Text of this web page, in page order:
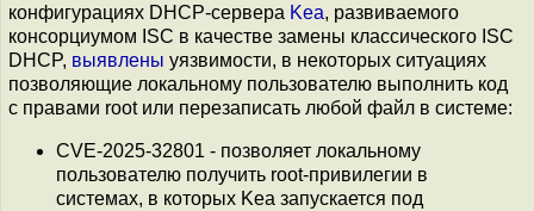
конфигурациях DHCP-сервера Kea, развиваемого
консорциумом ISC в качестве замены классического ISC
DHCP, выявлены уязвимости, в некоторых ситуациях
позволяющие локальному пользователю выполнить код
с правами root или перезаписать любой файл в системе:
CVE-2025-32801 - позволяет локальному
пользователю получить root-привилегии в
системах, в которых Kea запускается под